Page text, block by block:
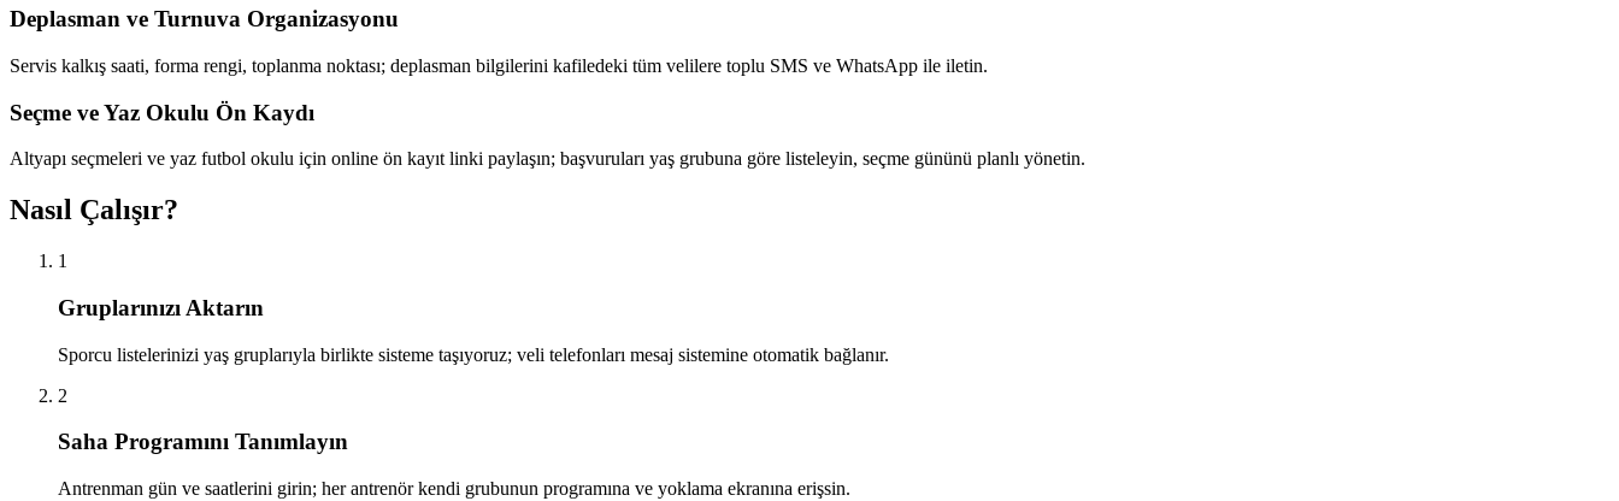
Deplasman ve Turnuva Organizasyonu
Servis kalkış saati, forma rengi, toplanma noktası; deplasman bilgilerini kafiledeki tüm velilere toplu SMS ve WhatsApp ile iletin.
Seçme ve Yaz Okulu Ön Kaydı
Altyapı seçmeleri ve yaz futbol okulu için online ön kayıt linki paylaşın; başvuruları yaş grubuna göre listeleyin, seçme gününü planlı yönetin.
Nasıl Çalışır?
1
Gruplarınızı Aktarın
Sporcu listelerinizi yaş gruplarıyla birlikte sisteme taşıyoruz; veli telefonları mesaj sistemine otomatik bağlanır.
2
Saha Programını Tanımlayın
Antrenman gün ve saatlerini girin; her antrenör kendi grubunun programına ve yoklama ekranına erişsin.